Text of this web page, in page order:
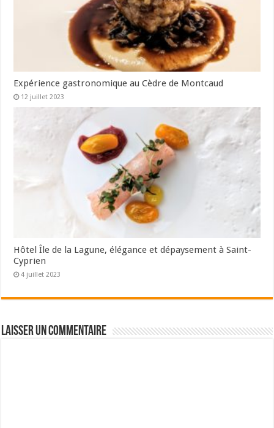
Expérience gastronomique au Cèdre de Montcaud
12 juillet 2023
Hôtel Île de la Lagune, élégance et dépaysement à Saint-
Cyprien
4 juillet 2023
Laisser un commentaire